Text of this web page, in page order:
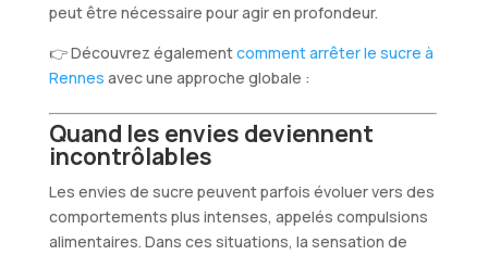
peut être nécessaire pour agir en profondeur.
👉 Découvrez égalementcomment arrêter le sucre à
Rennes avec une approche globale :
Quand les envies deviennent
incontrôlables
Les envies de sucre peuvent parfois évoluer vers des
comportements plus intenses, appelés compulsions
alimentaires. Dans ces situations, la sensation de